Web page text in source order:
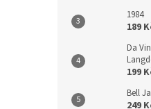
1984
189
Da
199
Bell
249